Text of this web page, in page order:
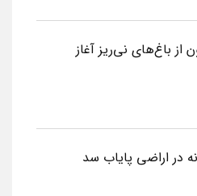
از باغ‌های نی‌ریز آغاز
در اراضی پایاب سد